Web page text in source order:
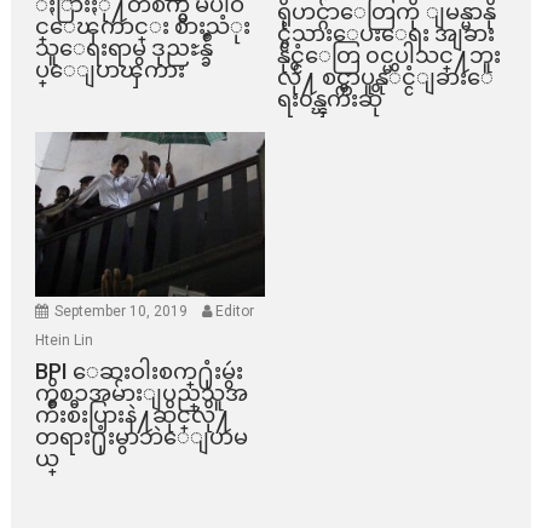
င္ေၾကာင္း စားသံုး
သူေရးရာမွ ဒုညႊန္ခ်ဳ
ပ္ေျပာၾကား
ရိုဟင္ဂ်ာေတြကို ျမန္မာနို
င္ငံသားေပးေရး အျခား
နိုင္ငံေတြ ၀င္မပါသင္႔ဘူး
လို႔ စင္ကာပူနုိင္ငံျခားေ
ရး၀န္ၾကီးဆို
September 10, 2019
Editor
Htein Lin
BPI ​ေဆးဝါးစက္​႐ုံးမွဴး
ကိစၥအမ်ားျပည္​သူအ
က်ိဳးစီးပြားနဲ႔ဆိုင္​လို႔
တရား႐ုံးမွာဘဲေျပာမ
ယ္​